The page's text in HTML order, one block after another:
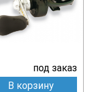
под заказ
В корзину